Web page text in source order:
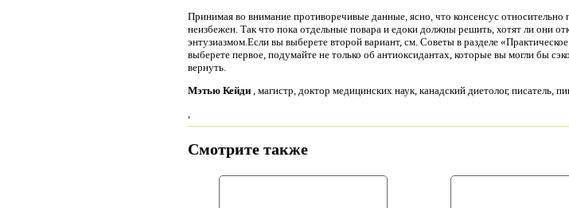
Принимая во внимание противоречивые данные, ясно, что консенсус относительно
неизбежен. Так что пока отдельные повара и едоки должны решить, хотят ли они
энтузиазмом.Если вы выберете второй вариант, см. Советы в разделе
выберете первое, подумайте не только об антиоксидантах, которые вы могли бы
вернуть.
Мэтью Кейди , магистр, доктор медицинских наук, канадский диетолог, писатель,
,
Смотрите также